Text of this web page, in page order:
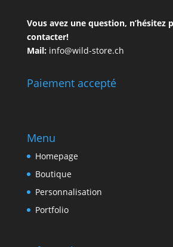
Vous avez une question, n’hésitez
contacter!
Mail:info@wild-store.ch
Paiement accepté
Menu
Homepage
Boutique
Personnalisation
Portfolio